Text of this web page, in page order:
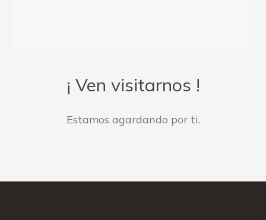
¡ Ven visitarnos !
Estamos agardando por ti.